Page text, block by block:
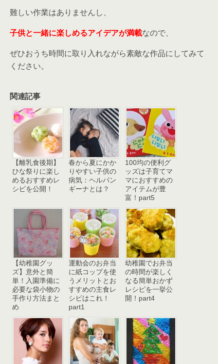
難しい作業はありませんし、
子供と一緒に楽しめるアイデアが満載なので、
ぜひおうち時間に取り入れながら素敵な作品にしてみて
ください。
関連記事
【離乳食後期】
ひな祭りに楽し
めるおすすめレ
シピを公開！
春から夏にかか
りやすい子供の
病気：ヘルパン
ギーナとは？
100均の便利グ
ッズは子育てマ
マにおすすめの
アイテムが豊
富！part5
【幼稚園グッ
ズ】意外と簡
単！入園準備に
必要な袋小物の
手作り方法まと
め
運動会のお弁当
に紙コップを使
うメリットとお
すすめの主食レ
シピはこれ！
part1
幼稚園でお弁当
の時間が楽しく
なる簡単おかず
レシピを一挙公
開！part4